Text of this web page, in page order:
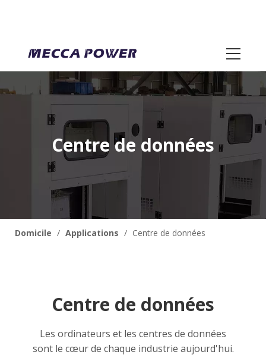
Centre de données
Domicile / Applications / Centre de données
Centre de données
Les ordinateurs et les centres de données
sont le cœur de chaque industrie aujourd'hui.